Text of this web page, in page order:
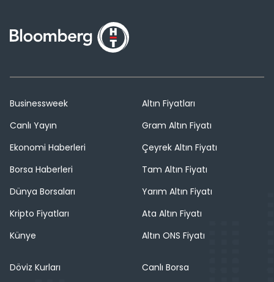
Businessweek
Canlı Yayın
Ekonomi Haberleri
Borsa Haberleri
Dünya Borsaları
Kripto Fiyatları
Künye
Altın Fiyatları
Gram Altın Fiyatı
Çeyrek Altın Fiyatı
Tam Altın Fiyatı
Yarım Altın Fiyatı
Ata Altın Fiyatı
Altın ONS Fiyatı
Döviz Kurları
Canlı Borsa